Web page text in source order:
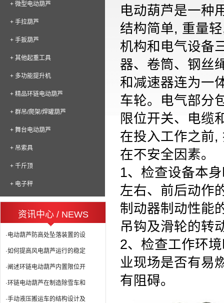
+ 微型电动葫芦
+ 手拉葫芦
+ 手扳葫芦
+ 其他起重工具
+ 多功能提升机
+ 精品环链电动葫芦
+ 群吊/爬架/焊罐葫芦
+ 舞台电动葫芦
+ 吊索具
+ 千斤顶
+ 电子秤
资讯中心 / NEWS
·电动葫芦防高处坠落装置的设
·如何提高风电葫芦运行的稳定
·阐述环链电动葫芦内置限位开
·环链电动葫芦在制造除雪车和
·手动液压搬运车的结构设计及
电动葫芦是一种
结构简单, 重量
机构和电气设备
器、卷筒、钢丝
和减速器连为一
车轮。电气部分
限位开关、电缆
在投入工作之前,
在不安全因素。
1、检查设备本
左右、前后动作
制动器制动性能
吊钩及滑轮的转
2、检查工作环
业现场是否有易
有阻碍。